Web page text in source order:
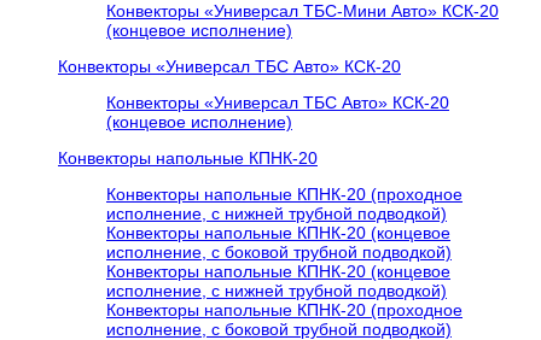
Конвекторы «Универсал ТБC-Мини Авто» КСК-20
(концевое исполнение)
Конвекторы «Универсал ТБC Авто» КСК-20
Конвекторы «Универсал ТБC Авто» КСК-20
(концевое исполнение)
Конвекторы напольные КПНК-20
Конвекторы напольные КПНК-20 (проходное
исполнение, с нижней трубной подводкой)
Конвекторы напольные КПНК-20 (концевое
исполнение, с боковой трубной подводкой)
Конвекторы напольные КПНК-20 (концевое
исполнение, с нижней трубной подводкой)
Конвекторы напольные КПНК-20 (проходное
исполнение, с боковой трубной подводкой)